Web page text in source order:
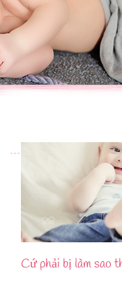
Cứ phải bị làm sao